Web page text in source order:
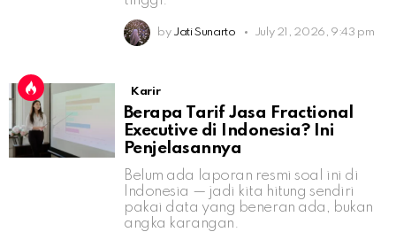
by Jati Sunarto July 21, 2026, 9:43 pm
Karir
Berapa Tarif Jasa Fractional
Executive di Indonesia? Ini
Penjelasannya
Belum ada laporan resmi soal ini di
Indonesia — jadi kita hitung sendiri
pakai data yang beneran ada, bukan
angka karangan.